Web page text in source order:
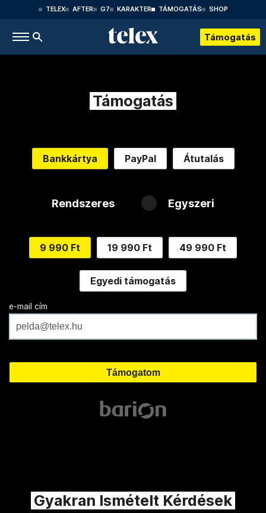
TELEX AFTER G7 KARAKTER TÁMOGATÁS SHOP
Támogatás
Támogatás
Bankkártya PayPal Átutalás
Rendszeres Egyszeri
9 990 Ft 19 990 Ft 49 990 Ft
Egyedi támogatás
e-mail cím
Gyakran Ismételt Kérdések